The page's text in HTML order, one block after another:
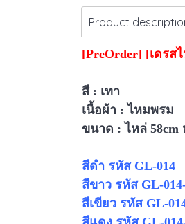
Product
[PreOrder] [เดรส
สี : เทา
เนื้อผ้า : ไหมพรม
ขนาด : ไหล่ 58cm
สีดำ รหัส GL-014
สีขาว รหัส GL-
สีเขียว รหัส GL-